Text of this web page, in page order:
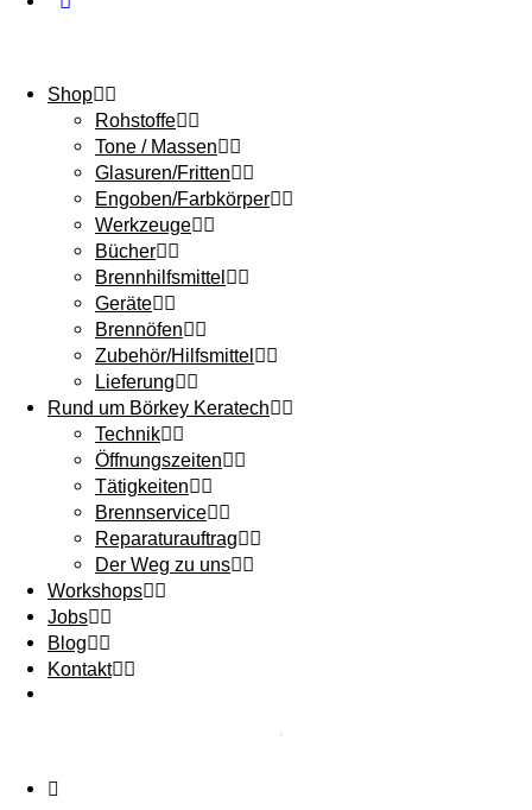
Shop
Rohstoffe
Tone / Massen
Glasuren/Fritten
Engoben/Farbkörper
Werkzeuge
Bücher
Brennhilfsmittel
Geräte
Brennöfen
Zubehör/Hilfsmittel
Lieferung
Rund um Börkey Keratech
Technik
Öffnungszeiten
Tätigkeiten
Brennservice
Reparaturauftrag
Der Weg zu uns
Workshops
Jobs
Blog
Kontakt